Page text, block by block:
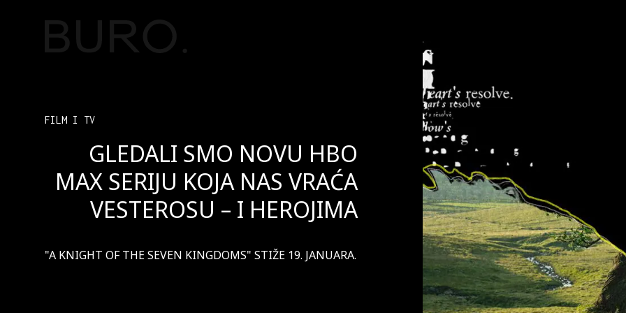
FILM I TV
GLEDALI SMO NOVU HBO
MAX SERIJU KOJA NAS VRAĆA
VESTEROSU – I HEROJIMA
"A KNIGHT OF THE SEVEN KINGDOMS" STIŽE 19. JANUARA.